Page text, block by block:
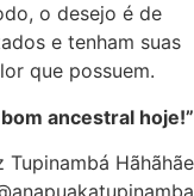
o desejo é de
e tenham suas
que possuem.
ancestral hoje!”
Tupinambá Hãhãhãe